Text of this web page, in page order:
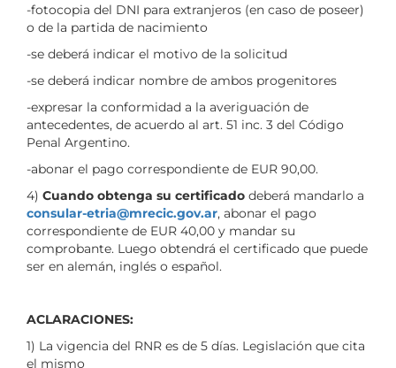
-fotocopia del DNI para extranjeros (en caso de poseer)
o de la partida de nacimiento
-se deberá indicar el motivo de la solicitud
-se deberá indicar nombre de ambos progenitores
-expresar la conformidad a la averiguación de
antecedentes, de acuerdo al art. 51 inc. 3 del Código
Penal Argentino.
-abonar el pago correspondiente de EUR 90,00.
4) Cuando obtenga su certificado deberá mandarlo a
consular-etria@mrecic.gov.ar, abonar el pago
correspondiente de EUR 40,00 y mandar su
comprobante. Luego obtendrá el certificado que puede
ser en alemán, inglés o español.
ACLARACIONES:
1) La vigencia del RNR es de 5 días. Legislación que cita
el mismo